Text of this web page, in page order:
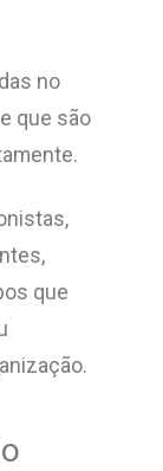
no
que são
que